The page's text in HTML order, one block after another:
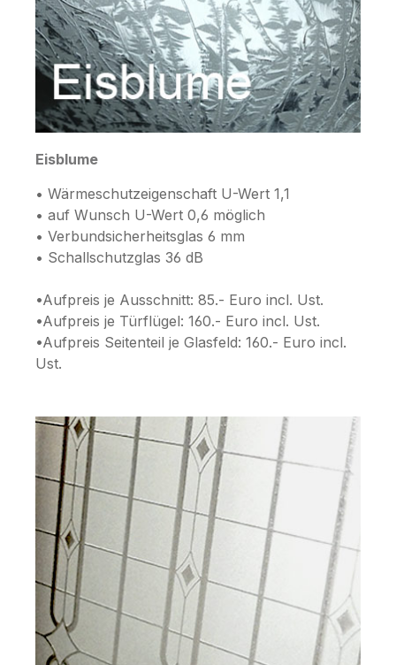
Eisblume
• Wärmeschutzeigenschaft U-Wert 1,1
• auf Wunsch U-Wert 0,6 möglich
• Verbundsicherheitsglas 6 mm
• Schallschutzglas 36 dB
•Aufpreis je Ausschnitt: 85.- Euro incl. Ust.
•Aufpreis je Türflügel: 160.- Euro incl. Ust.
•Aufpreis Seitenteil je Glasfeld: 160.- Euro incl.
Ust.